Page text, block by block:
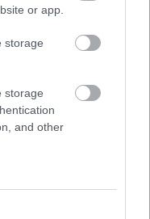
or app.
storage
storage
and other